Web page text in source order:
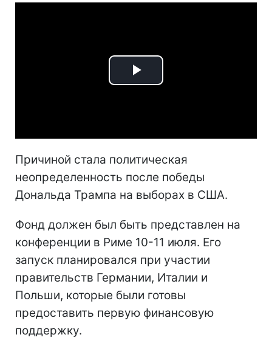
Play
Причиной стала политическая
неопределенность после победы
Дональда Трампа на выборах в США.
Фонд должен был быть представлен на
конференции в Риме 10-11 июля. Его
запуск планировался при участии
правительств Германии, Италии и
Польши, которые были готовы
предоставить первую финансовую
поддержку.